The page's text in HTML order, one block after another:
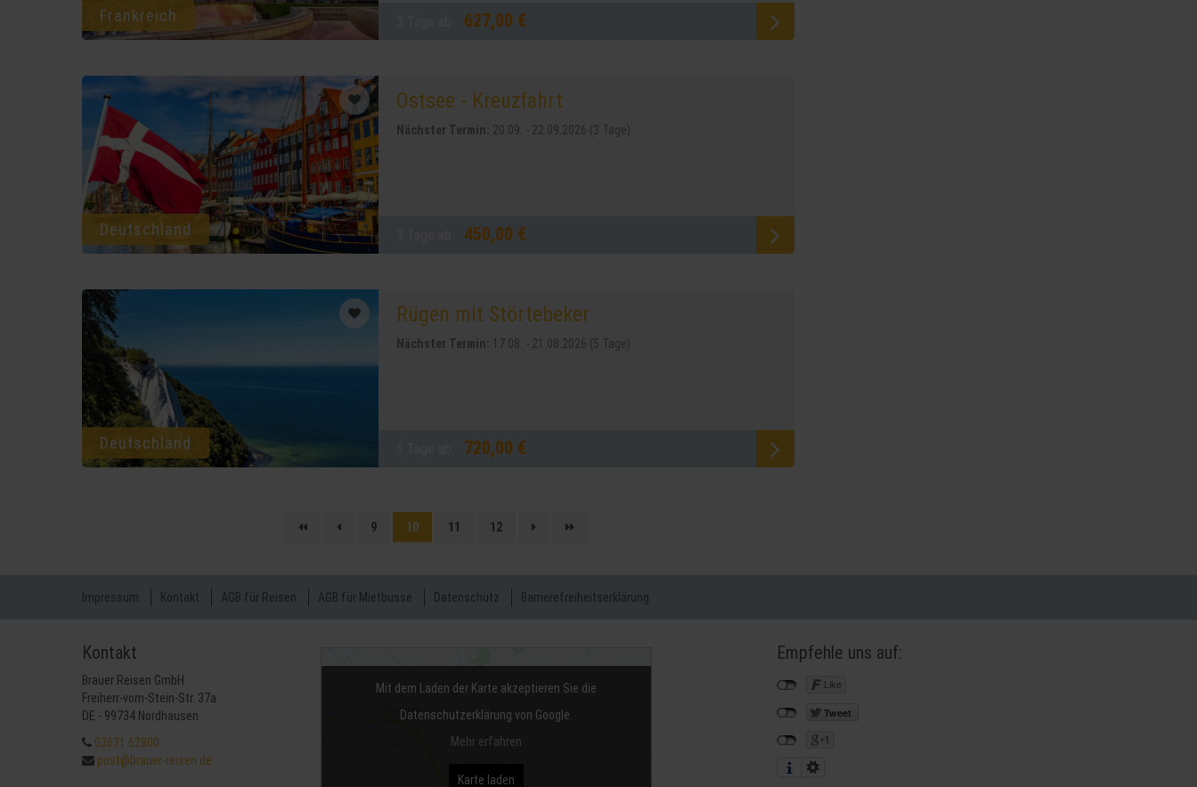
Frankreich 627,00 €
Deutschland
Ostsee - Kreuzfahrt
Nächster Termin: 20.09. - 22.09.2026 (3 Tage)
450,00 €
Deutschland
Rügen mit Störtebeker
Nächster Termin: 17.08. - 21.08.2026 (5 Tage)
720,00 €
9 10 11 12
Impressum Kontakt AGB für Reisen AGB für Mietbusse Datenschutz Barrierefreiheitserklärung
Kontakt
Brauer Reisen GmbH
Freiherr-vom-Stein-Str. 37a
DE - 99734 Nordhausen
03631 62800
post@brauer-reisen.de
Mit dem Laden der Karte akzeptieren Sie die
Datenschutzerklärung von Google.
Mehr erfahren
Karte laden
Empfehle uns auf:
Like
Tweet